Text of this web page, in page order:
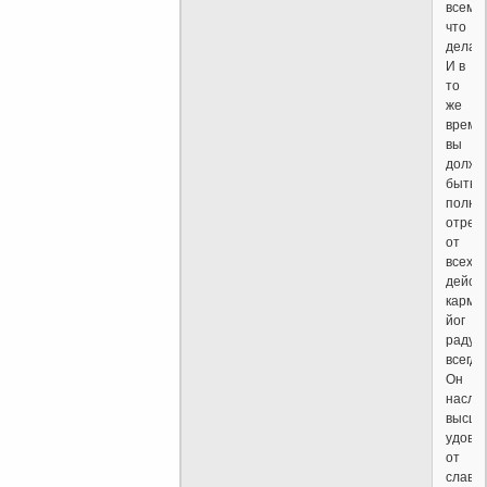
всему,
что
И в
то
же
время
вы
быть
от
всех
карма-
йог
всегда.
Он
от